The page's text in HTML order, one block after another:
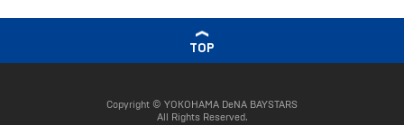
TOP
Copyright © YOKOHAMA DeNA BAYSTARS
All Rights Reserved.